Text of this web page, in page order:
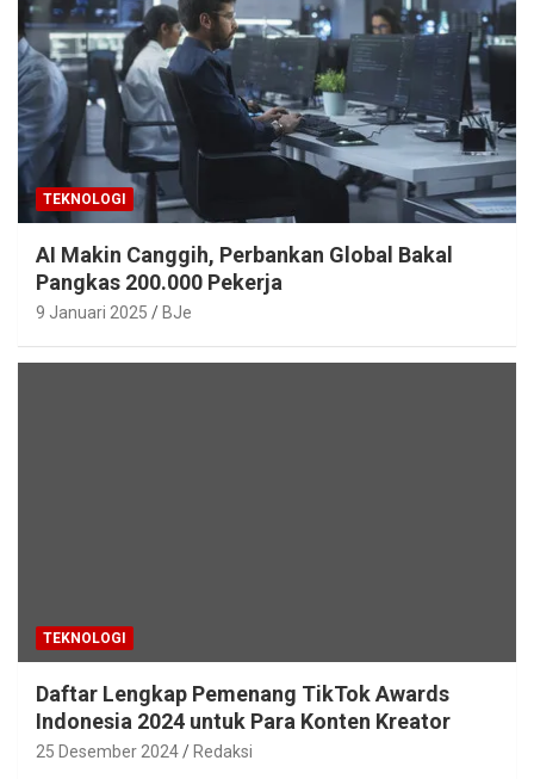
TEKNOLOGI
AI Makin Canggih, Perbankan Global Bakal
Pangkas 200.000 Pekerja
9 Januari 2025 BJe
TEKNOLOGI
Daftar Lengkap Pemenang TikTok Awards
Indonesia 2024 untuk Para Konten Kreator
25 Desember 2024 Redaksi